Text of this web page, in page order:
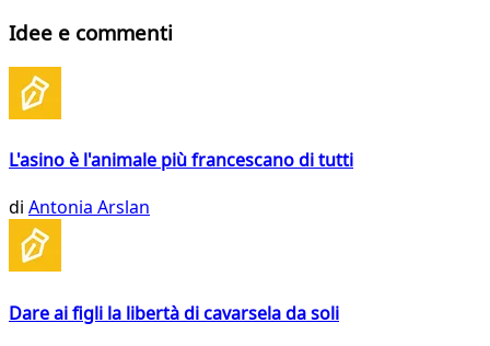
Idee e commenti
L'asino è l'animale più francescano di tutti
di Antonia Arslan
Dare ai figli la libertà di cavarsela da soli